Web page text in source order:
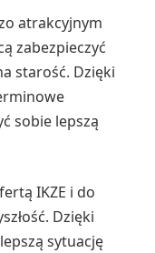
atrakcyjnym
zabezpieczyć
starość. Dzięki
sobie lepszą
IKZE i do
Dzięki
sytuację